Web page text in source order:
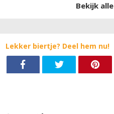
Bekijk alle
Lekker biertje? Deel hem nu!